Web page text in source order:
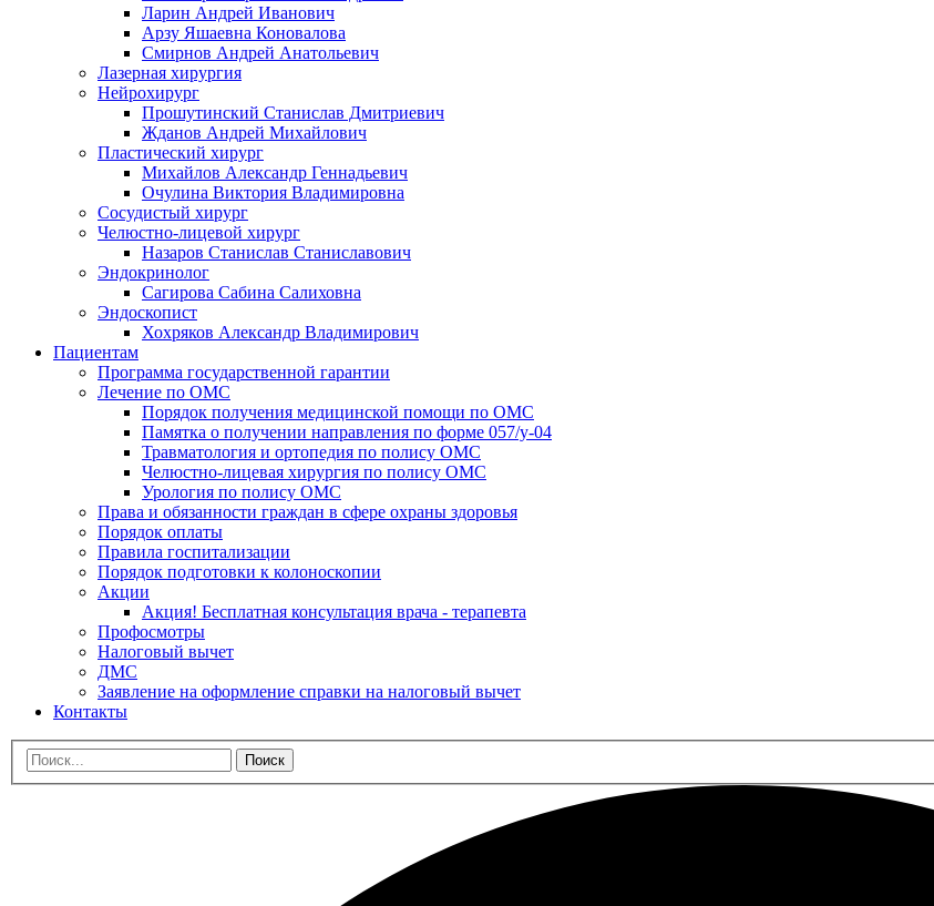
Ларин Андрей Иванович
Арзу Яшаевна Коновалова
Смирнов Андрей Анатольевич
Лазерная хирургия
Нейрохирург
Прошутинский Станислав Дмитриевич
Жданов Андрей Михайлович
Пластический хирург
Михайлов Александр Геннадьевич
Очулина Виктория Владимировна
Сосудистый хирург
Челюстно-лицевой хирург
Назаров Станислав Станиславович
Эндокринолог
Сагирова Сабина Салиховна
Эндоскопист
Хохряков Александр Владимирович
Пациентам
Программа государственной гарантии
Лечение по ОМС
Порядок получения медицинской помощи по ОМС
Памятка о получении направления по форме 057/у-04
Травматология и ортопедия по полису ОМС
Челюстно-лицевая хирургия по полису ОМС
Урология по полису ОМС
Права и обязанности граждан в сфере охраны здоровья
Порядок оплаты
Правила госпитализации
Порядок подготовки к колоноскопии
Акции
Акция! Бесплатная консультация врача - терапевта
Профосмотры
Налоговый вычет
ДМС
Заявление на оформление справки на налоговый вычет
Контакты